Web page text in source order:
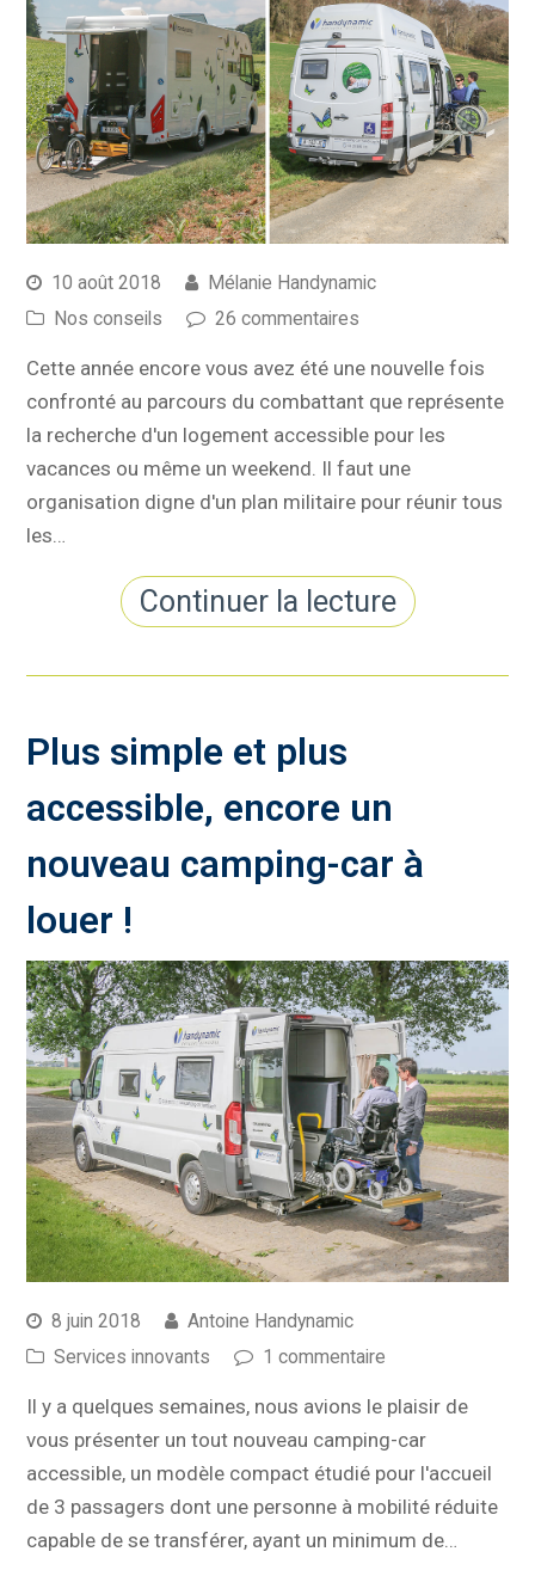
10 août 2018
Mélanie Handynamic
Nos conseils
26 commentaires
Cette année encore vous avez été une nouvelle fois
confronté au parcours du combattant que représente
la recherche d'un logement accessible pour les
vacances ou même un weekend. Il faut une
organisation digne d'un plan militaire pour réunir tous
les…
Continuer la lecture
Plus simple et plus
accessible, encore un
nouveau camping-car à
louer !
8 juin 2018
Antoine Handynamic
Services innovants
1 commentaire
Il y a quelques semaines, nous avions le plaisir de
vous présenter un tout nouveau camping-car
accessible, un modèle compact étudié pour l'accueil
de 3 passagers dont une personne à mobilité réduite
capable de se transférer, ayant un minimum de…